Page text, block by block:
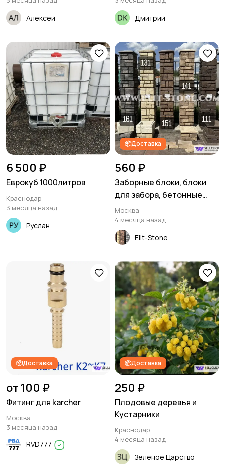
Алексей Дмитрий
6 500 ₽
Еврокуб 1000литров
Краснодар
3 месяца назад
Руслан
📦Доставка
560 ₽
Заборные блоки, блоки
для забора, бетонные
блоки
Москва
4 месяца назад
Elit-Stone
📦Доставка
от 100 ₽
Фитинг для karcher
Москва
3 месяца назад
RVD777
📦Доставка
250 ₽
Плодовые деревья и
Кустарники
Краснодар
4 месяца назад
Зелёное Царство